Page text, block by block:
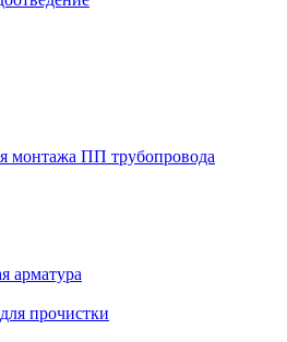
монтажа ПП трубопровода
арматура
прочистки